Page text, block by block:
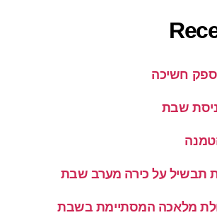
ספק חשיכה
שבת
תבשיל על כירה מערב שבת
מלאכה המסתיימת בשבת